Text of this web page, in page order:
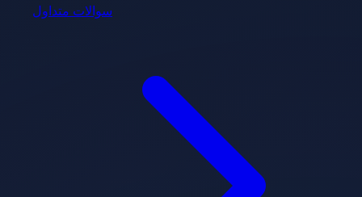
سوالات متداول